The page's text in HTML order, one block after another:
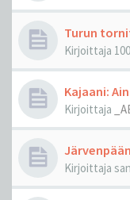
Turun
Kirjoittaja
Kajaani:
Kirjoittaja
Kirjoittaja